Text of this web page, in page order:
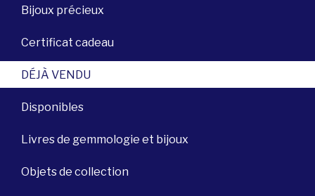
Bijoux précieux
Certificat cadeau
DÉJÀ VENDU
Disponibles
Livres de gemmologie et bijoux
Objets de collection